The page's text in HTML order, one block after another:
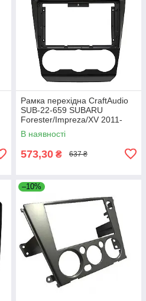
Рамка перехідна CraftAudio
SUB-22-659 SUBARU
Forester/Impreza/XV 2011-
2016 9"
В наявності
573,30 ₴ 637 ₴
–10%